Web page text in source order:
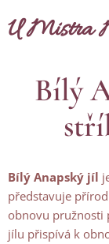
U Mistra
Bílý
Bílý Anapský jíl
představuje
obnovu pružnosti
jílu přispívá k